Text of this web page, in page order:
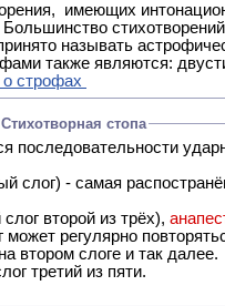
рифм, и
также являются:
строфах
Стихотворная стопа
слог) - самая
второй из трёх),
может регулярно
втором слоге и так далее.
третий из пяти.